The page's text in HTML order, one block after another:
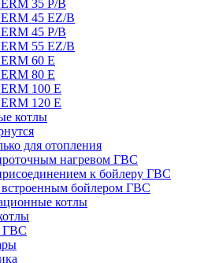
35 P/B
45 EZ/B
45 P/B
55 EZ/B
60 E
80 E
100 E
120 E
котлы
для отопления
нагревом ГВС
к бойлеру ГВС
бойлером ГВС
котлы
ГВС